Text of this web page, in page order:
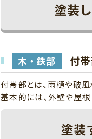
塗装
木・鉄部 付
付帯部とは、雨樋や破
基本的には、外壁や屋
塗装